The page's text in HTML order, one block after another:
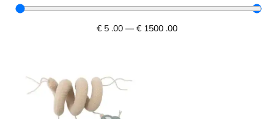
€ 5 .00 — € 1500 .00